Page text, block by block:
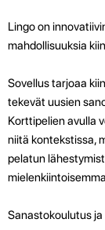
Lingo on
mahdollisuuksia
Sovellus tarjoaa
tekevät uusien
Korttipelien avulla
niitä kontekstissa,
pelatun
Sanastokoulutus